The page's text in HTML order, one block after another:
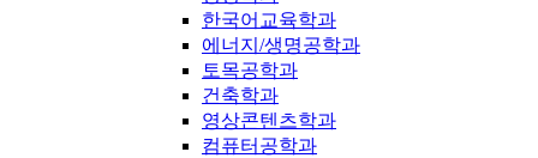
한국어교육학과
에너지/생명공학과
토목공학과
건축학과
영상콘텐츠학과
컴퓨터공학과